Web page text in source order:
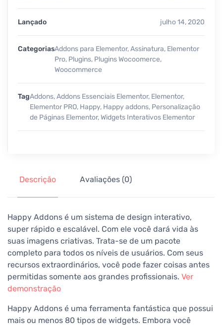
Lançado julho 14, 2020
CategoriasAddons para Elementor,Assinatura, Elementor
Pro, Plugins, Plugins Wocoomerce,
Woocommerce
TagAddons,Addons Essenciais Elementor, Elementor,
Elementor PRO, Happy, Happy addons, Personalização
de Páginas Elementor,Widgets Interativos Elementor
Descrição Avaliações (0)
Happy Addons é um sistema de design interativo,
super rápido e escalável. Com ele você dará vida às
suas imagens criativas. Trata-se de um pacote
completo para todos os níveis de usuários. Com seus
recursos extraordinários, você pode fazer coisas antes
permitidas somente aos grandes profissionais. Ver
demonstração
Happy Addons é uma ferramenta fantástica que possui
mais ou menos 80 tipos de widgets. Embora você